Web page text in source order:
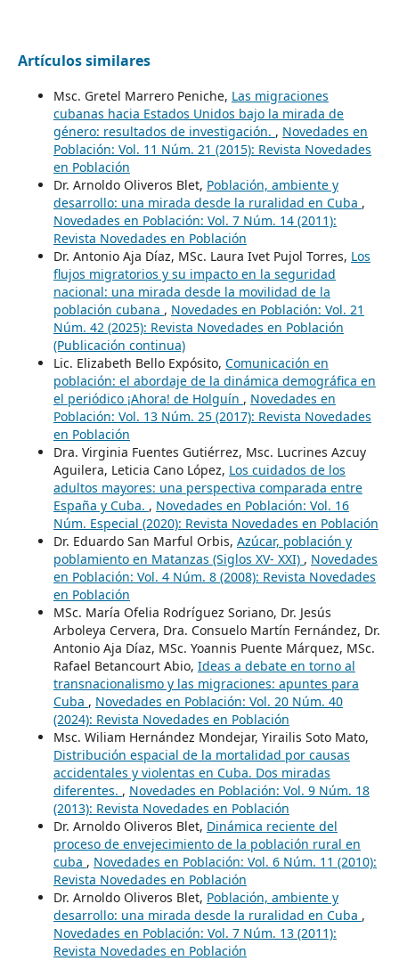
Artículos similares
Msc. Gretel Marrero Peniche, Las migraciones
cubanas hacia Estados Unidos bajo la mirada de
género: resultados de investigación. , Novedades en
Población: Vol. 11 Núm. 21 (2015): Revista Novedades
en Población
Dr. Arnoldo Oliveros Blet, Población, ambiente y
desarrollo: una mirada desde la ruralidad en Cuba ,
Novedades en Población: Vol. 7 Núm. 14 (2011):
Revista Novedades en Población
Dr. Antonio Aja Díaz, MSc. Laura Ivet Pujol Torres, Los
flujos migratorios y su impacto en la seguridad
nacional: una mirada desde la movilidad de la
población cubana , Novedades en Población: Vol. 21
Núm. 42 (2025): Revista Novedades en Población
(Publicación continua)
Lic. Elizabeth Bello Expósito, Comunicación en
población: el abordaje de la dinámica demográfica en
el periódico ¡Ahora! de Holguín , Novedades en
Población: Vol. 13 Núm. 25 (2017): Revista Novedades
en Población
Dra. Virginia Fuentes Gutiérrez, Msc. Lucrines Azcuy
Aguilera, Leticia Cano López, Los cuidados de los
adultos mayores: una perspectiva comparada entre
España y Cuba. , Novedades en Población: Vol. 16
Núm. Especial (2020): Revista Novedades en Población
Dr. Eduardo San Marful Orbis, Azúcar, población y
poblamiento en Matanzas (Siglos XV- XXI) , Novedades
en Población: Vol. 4 Núm. 8 (2008): Revista Novedades
en Población
MSc. María Ofelia Rodríguez Soriano, Dr. Jesús
Arboleya Cervera, Dra. Consuelo Martín Fernández, Dr.
Antonio Aja Díaz, MSc. Yoannis Puente Márquez, MSc.
Rafael Betancourt Abio, Ideas a debate en torno al
transnacionalismo y las migraciones: apuntes para
Cuba , Novedades en Población: Vol. 20 Núm. 40
(2024): Revista Novedades en Población
Msc. Wiliam Hernández Mondejar, Yirailis Soto Mato,
Distribución espacial de la mortalidad por causas
accidentales y violentas en Cuba. Dos miradas
diferentes. , Novedades en Población: Vol. 9 Núm. 18
(2013): Revista Novedades en Población
Dr. Arnoldo Oliveros Blet, Dinámica reciente del
proceso de envejecimiento de la población rural en
cuba , Novedades en Población: Vol. 6 Núm. 11 (2010):
Revista Novedades en Población
Dr. Arnoldo Oliveros Blet, Población, ambiente y
desarrollo: una mirada desde la ruralidad en Cuba ,
Novedades en Población: Vol. 7 Núm. 13 (2011):
Revista Novedades en Población